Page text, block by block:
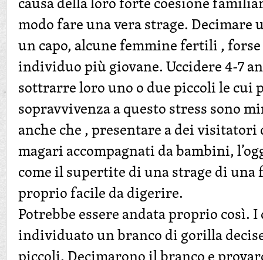
modo fare una vera strage. Decimare
un capo, alcune femmine fertili ,
individuo più giovane. Uccidere 4-7
sottrarre loro uno o due piccoli le cui
sopravvivenza a questo stress sono
anche che , presentare a dei
magari accompagnati da bambini,
come il supertite di una strage di una
proprio facile da digerire.
Potrebbe essere andata proprio così.
individuato un branco di gorilla